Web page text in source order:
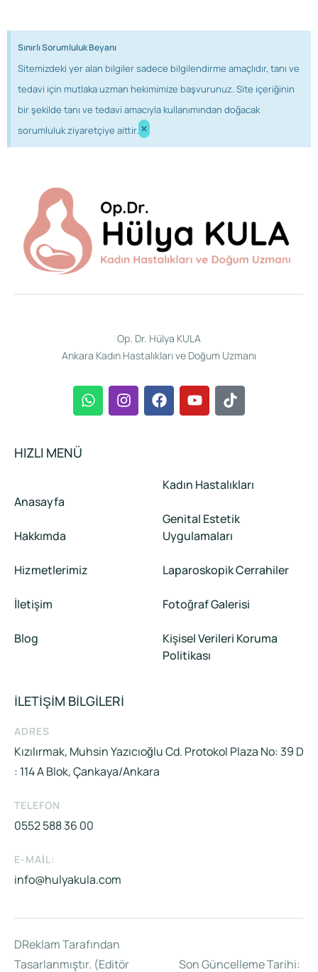
Sınırlı Sorumluluk Beyanı
Sitemizdeki yer alan bilgiler sadece bilgilendirme amaçlıdır, tanı ve
tedavi için mutlaka uzman hekimimize başvurunuz. Site içeriğinin
bir şekilde tanı ve tedavi amacıyla kullanımından doğacak
sorumluluk ziyaretçiye aittir. ×
Op. Dr. Hülya KULA
Ankara Kadın Hastalıkları ve Doğum Uzmanı
HIZLI MENÜ
Anasayfa
Hakkımda
Hizmetlerimiz
İletişim
Blog
Kadın Hastalıkları
Genital Estetik
Uygulamaları
Laparoskopik Cerrahiler
Fotoğraf Galerisi
Kişisel Verileri Koruma
Politikası
İLETİŞİM BİLGİLERİ
ADRES
Kızılırmak, Muhsin Yazıcıoğlu Cd. Protokol Plaza No: 39 D
: 114 A Blok, Çankaya/Ankara
TELEFON
0552 588 36 00
E-MAIL:
info@hulyakula.com
DReklam Tarafından
Tasarlanmıştır. (Editör
Son Güncelleme Tarihi: